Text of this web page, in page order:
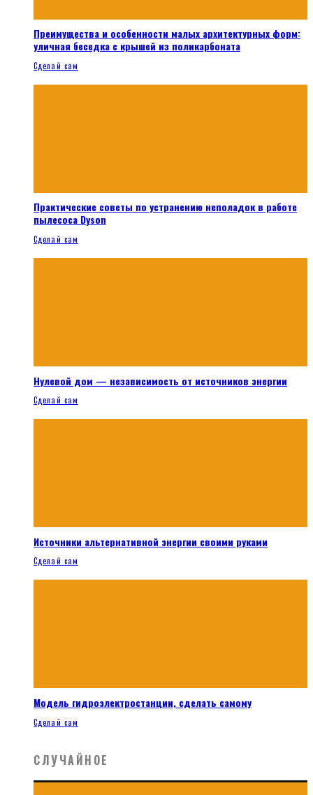
Преимущества и особенности малых архитектурных форм:
уличная беседка с крышей из поликарбоната
Сделай сам
Практические советы по устранению неполадок в работе
пылесоса Dyson
Сделай сам
Нулевой дом — независимость от источников энергии
Сделай сам
Источники альтернативной энергии своими руками
Сделай сам
Модель гидроэлектростанции, сделать самому
Сделай сам
СЛУЧАЙНОЕ